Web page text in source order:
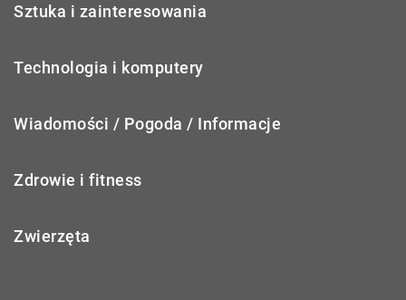
Sztuka i zainteresowania
Technologia i komputery
Wiadomości / Pogoda / Informacje
Zdrowie i fitness
Zwierzęta